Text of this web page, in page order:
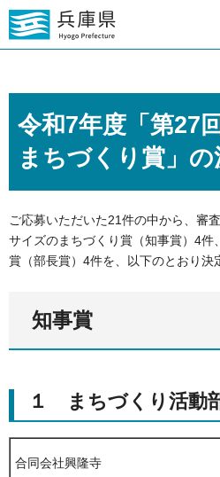
令和7年度「第27
まちづくり賞」
ご応募いただいた21件の中から、審
サイズのまちづくり賞（知事賞）4件
賞（部長賞）4件を、以下のとおり決
知事賞
１ まちづくり活動
合同会社興隆寺